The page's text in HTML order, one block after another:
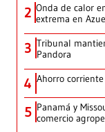
2 Onda de calor
extrema en
3 Tribunal
Pandora
4 Ahorro
5 Panamá y
comercio